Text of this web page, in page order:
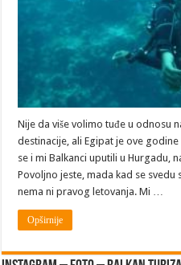
Nije da više volimo tuđe u odnosu
destinacije, ali Egipat je ove
se i mi Balkanci uputili u Hurgadu,
Povoljno jeste, mada kad se
nema ni pravog letovanja. Mi …
Opširnije